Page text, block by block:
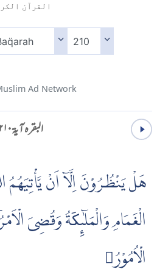
القرآن
Ad Network
البقرہ آية ۲۱۰
هَلْ يَنْظُرُوْنَ اِلَّاۤ اَنْ يَّأْتِيَهُمُ
الْغَمَامِ وَالْمَلٰۤٮِٕکَةُ وَقُضِىَ
الْاُمُوْرُ